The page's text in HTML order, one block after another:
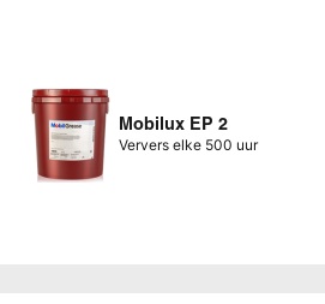
Mobilux EP 2
Ververs elke 500 uur